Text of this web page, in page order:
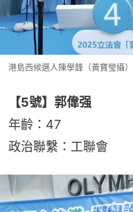
港島西候選人陳學鋒（黃寶瑩攝）
【5號】郭偉强
年齡：47
政治聯繫：工聯會